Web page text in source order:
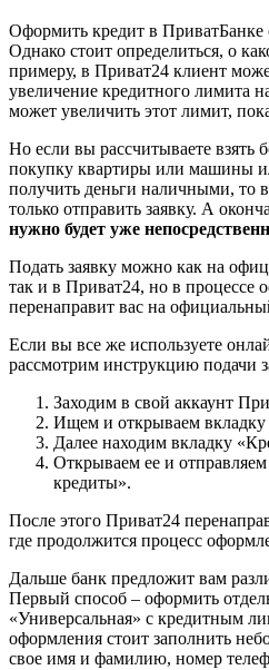
Оформить кредит в
Однако стоит определиться, о
примеру, в Приват24 клиент
увеличение кредитного лимита
может увеличить этот лимит,
Но если вы рассчитываете
покупку квартиры или машины
получить деньги наличными, то
только отправить заявку. А
нужно будет уже
Подать заявку можно как на
так и в Приват24, но в процессе
перенаправит вас на
Если вы все же используете
рассмотрим инструкцию подачи
Заходим в свой аккаунт
Ищем и открываем вкладку
Далее находим вкладку
Открываем ее и отправляем
кредиты».
После этого Приват24
где продолжится процесс
Дальше банк предложит вам
Первый способ – оформить
«Универсальная» с кредитным
оформления стоит заполнить
свое имя и фамилию, номер